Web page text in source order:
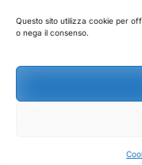
Questo sito utilizza cookie per
o nega il consenso.
Link rapidi:
© 2026 GDOData.it - PR